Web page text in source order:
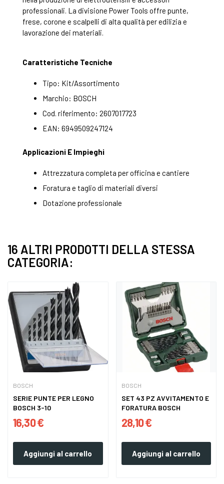
professionali. La divisione Power Tools offre punte,
frese, corone e scalpelli di alta qualità per edilizia e
lavorazione dei materiali.
Caratteristiche Tecniche
Tipo: Kit/Assortimento
Marchio: BOSCH
Cod. riferimento: 2607017723
EAN: 6949509247124
Applicazioni E Impieghi
Attrezzatura completa per officina e cantiere
Foratura e taglio di materiali diversi
Dotazione professionale
16 ALTRI PRODOTTI DELLA STESSA
CATEGORIA:
BOSCH
SERIE PUNTE PER LEGNO
BOSCH 3-10
16,30 €
Aggiungi al carrello
BOSCH
SET 43 PZ AVVITAMENTO E
FORATURA BOSCH
28,10 €
Aggiungi al carrello